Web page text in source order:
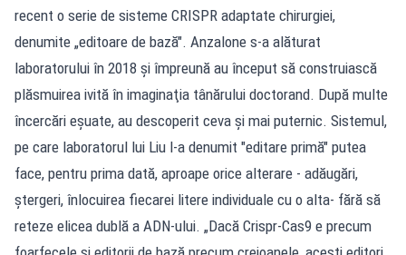
recent o serie de sisteme CRISPR adaptate chirurgiei,
denumite „editoare de bază". Anzalone s-a alăturat
laboratorului în 2018 şi împreună au început să construiască
plăsmuirea ivită în imaginaţia tânărului doctorand. După multe
încercări eşuate, au descoperit ceva şi mai puternic. Sistemul,
pe care laboratorul lui Liu l-a denumit "editare primă" putea
face, pentru prima dată, aproape orice alterare - adăugări,
ştergeri, înlocuirea fiecarei litere individuale cu o alta- fără să
reteze elicea dublă a ADN-ului. „Dacă Crispr-Cas9 e precum